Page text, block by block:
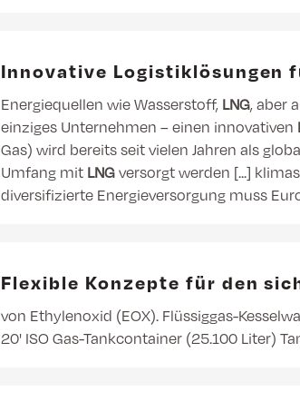
Innovative Logistiklösungen
Energiequellen wie Wasserstoff, LNG, aber
einziges Unternehmen – einen innovativen
Gas) wird bereits seit vielen Jahren als
Umfang mit LNGversorgt werden [...]
diversifizierte Energieversorgung muss
Flexible Konzepte für den
von Ethylenoxid (EOX). Flüssiggas-
20' ISO Gas-Tankcontainer (25.100 Liter)